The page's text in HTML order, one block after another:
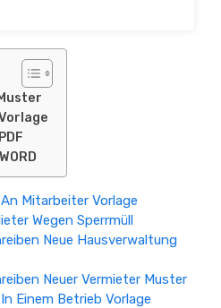
Muster
PDF
WORD
Mitarbeiter Vorlage
Wegen Sperrmüll
Neue Hausverwaltung
Neuer Vermieter Muster
Einem Betrieb Vorlage